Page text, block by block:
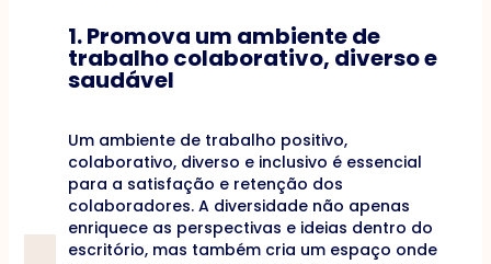
1. Promova um ambiente de
trabalho colaborativo, diverso e
saudável
Um ambiente de trabalho positivo,
colaborativo, diverso e inclusivo é essencial
para a satisfação e retenção dos
colaboradores. A diversidade não apenas
enriquece as perspectivas e ideias dentro do
escritório, mas também cria um espaço onde